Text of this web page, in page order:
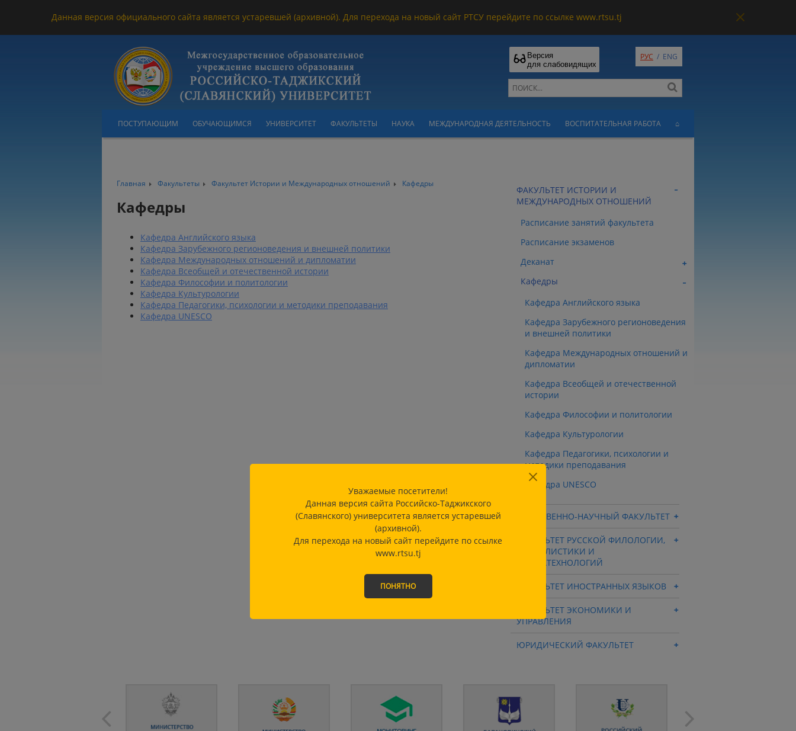
Данная версия официального сайта является устаревшей (архивной). Для перехода на новый сайт РТСУ перейдите по ссылке www.rtsu.tj
Версия
для слабовидящих
РУС / ENG
ПОСТУПАЮЩИМ ОБУЧАЮЩИМСЯ УНИВЕРСИТЕТ ФАКУЛЬТЕТЫ НАУКА МЕЖДУНАРОДНАЯ ДЕЯТЕЛЬНОСТЬ ВОСПИТАТЕЛЬНАЯ РАБОТА ⌂
Главная Факультеты Факультет Истории и Международных отношений Кафедры
Кафедры
Кафедра Английского языка
Кафедра Зарубежного регионоведения и внешней политики
Кафедра Международных отношений и дипломатии
Кафедра Всеобщей и отечественной истории
Кафедра Философии и политологии
Кафедра Культурологии
Кафедра Педагогики, психологии и методики преподавания
Кафедра UNESCO
ФАКУЛЬТЕТ ИСТОРИИ И
МЕЖДУНАРОДНЫХ ОТНОШЕНИЙ
Расписание занятий факультета
Расписание экзаменов
Деканат
Кафедры
Кафедра Английского языка
Кафедра Зарубежного регионоведения
и внешней политики
Кафедра Международных отношений и
дипломатии
Кафедра Всеобщей и отечественной
истории
Кафедра Философии и политологии
Кафедра Культурологии
Кафедра Педагогики, психологии и
методики преподавания
Кафедра UNESCO
ЕСТЕСТВЕННО-НАУЧНЫЙ ФАКУЛЬТЕТ
ФАКУЛЬТЕТ РУССКОЙ ФИЛОЛОГИИ,
ЖУРНАЛИСТИКИ И
МЕДИАТЕХНОЛОГИЙ
ФАКУЛЬТЕТ ИНОСТРАННЫХ ЯЗЫКОВ
ФАКУЛЬТЕТ ЭКОНОМИКИ И
УПРАВЛЕНИЯ
ЮРИДИЧЕСКИЙ ФАКУЛЬТЕТ
Уважаемые посетители!
Данная версия сайта Российско-Таджикского
(Славянского) университета является устаревшей
(архивной).
Для перехода на новый сайт перейдите по ссылке
www.rtsu.tj
ПОНЯТНО